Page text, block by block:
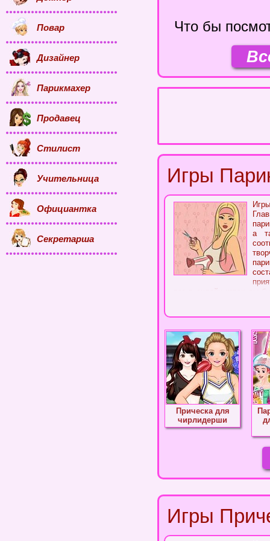
Что бы
Игры
а
раз в онлайн играх вы
каждой девочки!
раскрыть свою
Подчеркните
затылке в
лицу вашей модели?
Наконец вы можете
клиент улыбнулся.
бесплатных онлайн
Прическа для
чирлидерши
Игры
Повар
Дизайнер
Парикмахер
Продавец
Стилист
Учительница
Официантка
Секретарша